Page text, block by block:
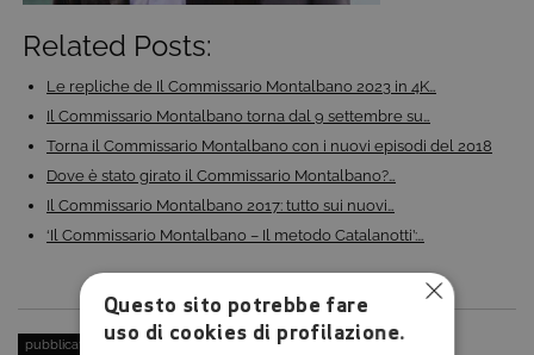
Related Posts:
Le repliche de Il Commissario Montalbano 2023 in 4K…
Il Commissario Montalbano torna dal 9 settembre su…
Torna il Commissario Montalbano con i nuovi episodi del 2018
Dove è stato girato il Commissario Montalbano?…
Il Commissario Montalbano 2017: tutto sui nuovi…
‘Il Commissario Montalbano – Il metodo Catalanotti’:…
pubblicato il:13 Aprile 2023 | categoria:
Questo sito potrebbe fare
uso di cookies di profilazione.